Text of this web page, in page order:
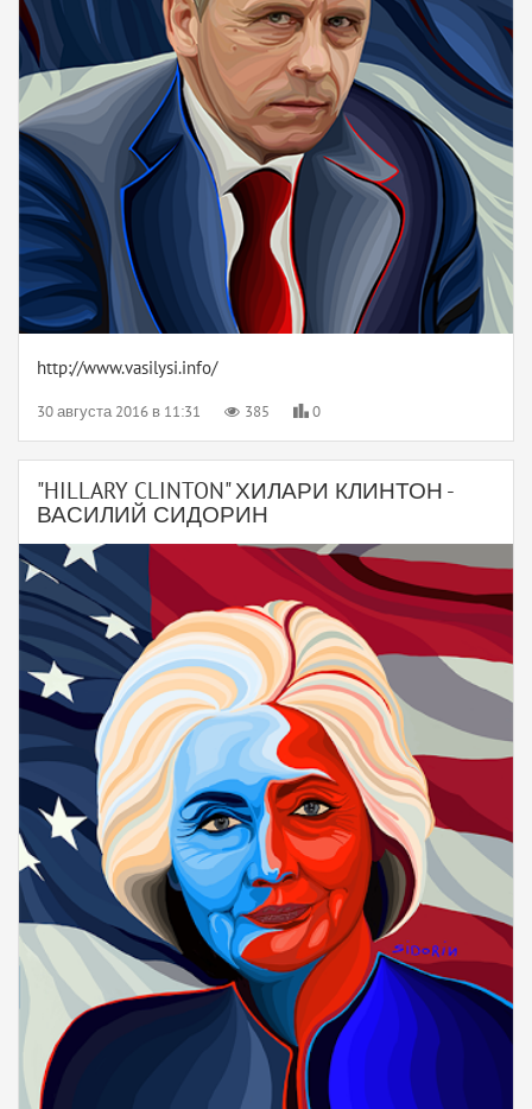
http://www.vasilysi.info/
30 августа 2016 в 11:31 385 0
"HILLARY CLINTON" ХИЛАРИ КЛИНТОН -
ВАСИЛИЙ СИДОРИН